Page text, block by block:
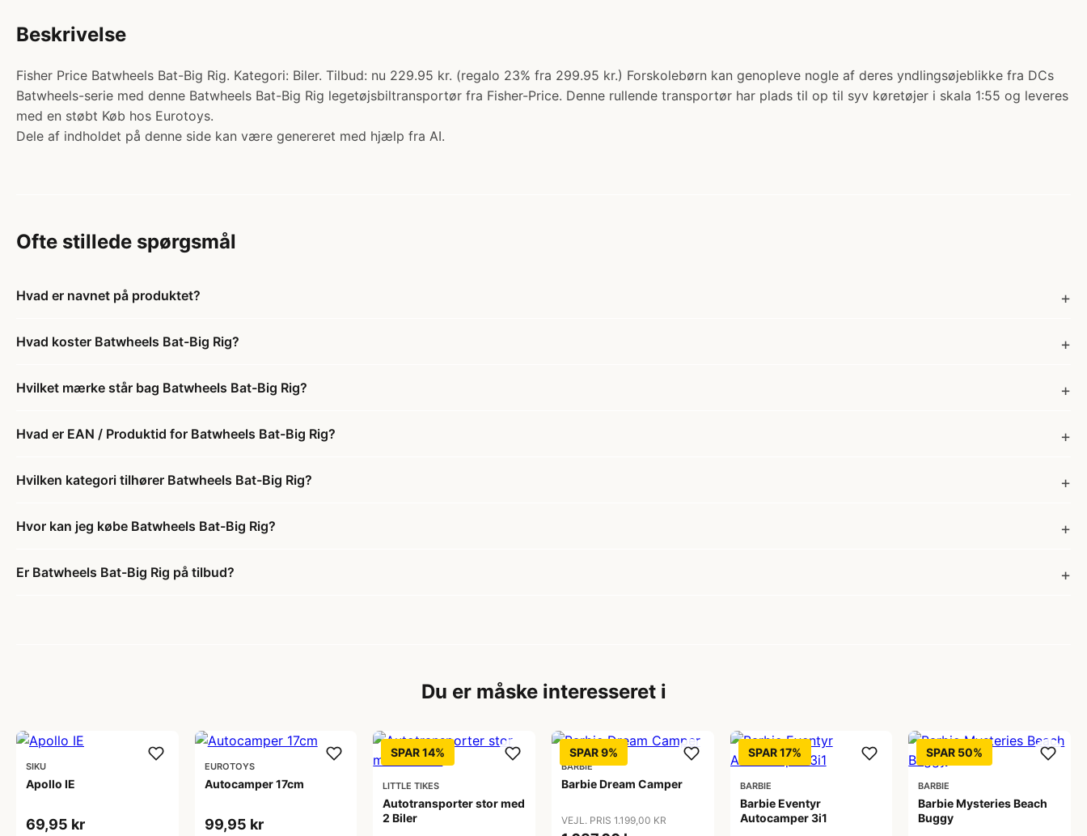
Beskrivelse
Fisher Price Batwheels Bat-Big Rig. Kategori: Biler. Tilbud: nu 229.95 kr. (regalo 23% fra 299.95 kr.) Forskolebørn kan genopleve nogle af deres yndlingsøjeblikke fra DCs
Batwheels-serie med denne Batwheels Bat-Big Rig legetøjsbiltransportør fra Fisher-Price. Denne rullende transportør har plads til op til syv køretøjer i skala 1:55 og leveres
med en støbt Køb hos Eurotoys.
Dele af indholdet på denne side kan være genereret med hjælp fra AI.
Ofte stillede spørgsmål
Hvad er navnet på produktet?
Hvad koster Batwheels Bat-Big Rig?
Hvilket mærke står bag Batwheels Bat-Big Rig?
Hvad er EAN / Produktid for Batwheels Bat-Big Rig?
Hvilken kategori tilhører Batwheels Bat-Big Rig?
Hvor kan jeg købe Batwheels Bat-Big Rig?
Er Batwheels Bat-Big Rig på tilbud?
Du er måske interesseret i
SIKU
Apollo IE
69,95 kr
EUROTOYS
Autocamper 17cm
99,95 kr
SPAR 14%
LITTLE TIKES
Autotransporter stor med
2 Biler
SPAR 9%
BARBIE
Barbie Dream Camper
VEJL. PRIS 1.199,00 KR
SPAR 17%
BARBIE
Barbie Eventyr
Autocamper 3i1
SPAR 50%
BARBIE
Barbie Mysteries Beach
Buggy